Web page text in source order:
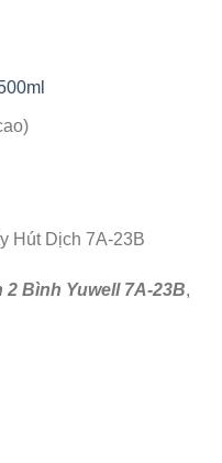
Hút Dịch 7A-23B
2 Bình Yuwell 7A-23B,